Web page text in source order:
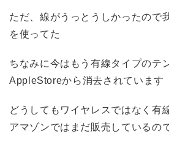
ただ、線がうっとうしかったので
を使ってた
ちなみに今はもう有線タイプのテ
AppleStoreから消去されています
どうしてもワイヤレスではなく有
アマゾンではまだ販売しているの